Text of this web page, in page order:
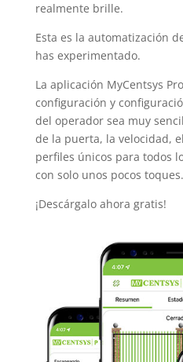
realmente brille.
Esta es la automatización
has experimentado.
La aplicación MyCentsys
configuración y
del operador sea muy
de la puerta, la velocidad,
perfiles únicos para todos
con solo unos pocos toques.
¡Descárgalo ahora gratis!